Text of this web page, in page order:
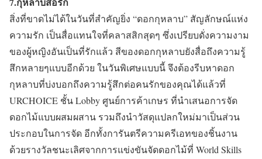
สิ่งที่ขาดไม่ได้ในวันที่สำคัญยิ่ง “ดอกกุหลาบ” สัญลักษณ์แห่ง
ความรัก เป็นสื่อแทนใจที่คลาสสิกสุดๆ ซึ่งเปรียบดั่งความงาม
ของผู้หญิงอันเป็นที่รักแล้ว สีของดอกกุหลาบยังสื่อถึงความรู้
สึกหลายๆแบบอีกด้วย ในวันพิเศษแบบนี้ จึงต้องรีบหาดอก
กุหลาบที่บ่งบอกถึงความรู้สึกต่อคนรักของคุณได้แล้วที่
URCHOICE ชั้น Lobby ศูนย์การค้าเกษร ที่นำเสนอการจัด
ดอกไม้แบบผสมผสาน รวมถึงนำวัสดุแปลกใหม่มาเป็นส่วน
ประกอบในการจัด อีกทั้งการันตรีความครีเอทของชิ้นงาน
ด้วยรางวัลชนะเลิศจากการแข่งขันจัดดอกไม้ที่ World Skills